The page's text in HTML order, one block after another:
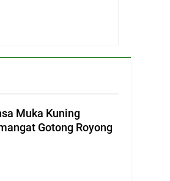
Muka Kuning
Gotong Royong